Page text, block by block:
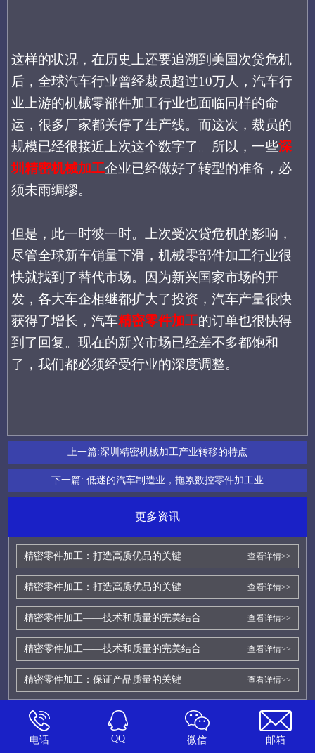
这样的状况，在历史上还要追溯到美国次贷危机
后，全球汽车行业曾经裁员超过10万人，汽车行
业上游的机械零部件加工行业也面临同样的命
运，很多厂家都关停了生产线。而这次，裁员的
规模已经很接近上次这个数字了。所以，一些深
圳精密机械加工企业已经做好了转型的准备，必
须未雨绸缪。
但是，此一时彼一时。上次受次贷危机的影响，
尽管全球新车销量下滑，机械零部件加工行业很
快就找到了替代市场。因为新兴国家市场的开
发，各大车企相继都扩大了投资，汽车产量很快
获得了增长，汽车精密零件加工的订单也很快得
到了回复。现在的新兴市场已经差不多都饱和
了，我们都必须经受行业的深度调整。
上一篇:深圳精密机械加工产业转移的特点
下一篇: 低迷的汽车制造业，拖累数控零件加工业
更多资讯
精密零件加工：打造高质优品的关键 查看详情>>
精密零件加工：打造高质优品的关键 查看详情>>
精密零件加工——技术和质量的完美结合 查看详情>>
精密零件加工——技术和质量的完美结合 查看详情>>
精密零件加工：保证产品质量的关键 查看详情>>
电话 QQ 微信 邮箱